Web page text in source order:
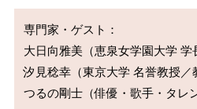
専門家・ゲスト：
大日向雅美（恵泉女学園大学 学
汐見稔幸（東京大学 名誉教授／